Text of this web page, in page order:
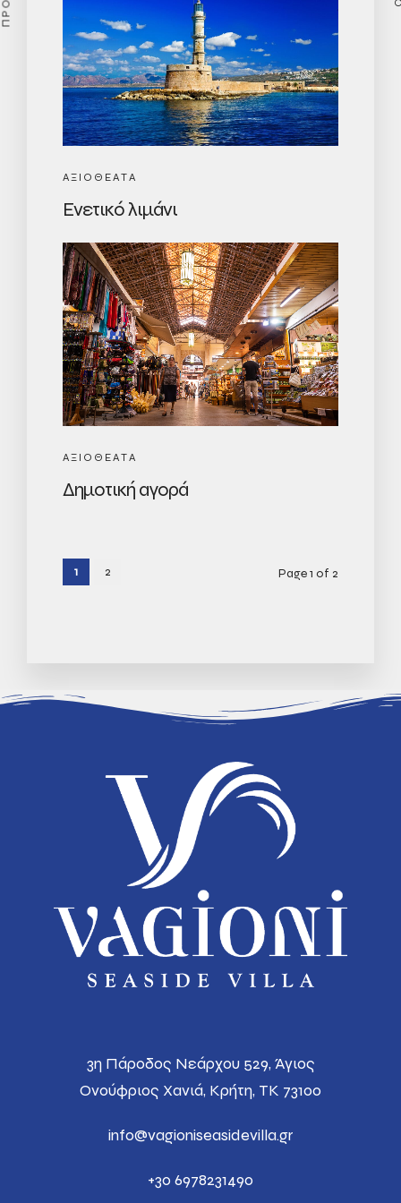
ΑΞΙΟΘΕΑΤΑ
Ενετικό λιμάνι
ΑΞΙΟΘΕΑΤΑ
Δημοτική αγορά
1 2 Page 1 of 2
3η Πάροδος Νεάρχου 529, Άγιος
Ονούφριος Χανιά, Κρήτη, ΤΚ 73100
info@vagioniseasidevilla.gr
+30 6978231490